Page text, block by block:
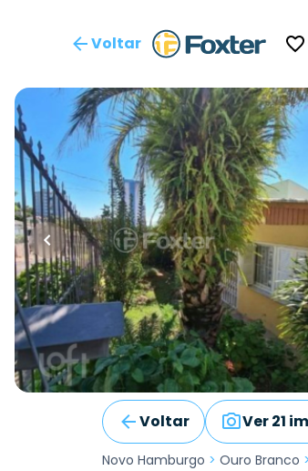
Voltar
Voltar Ver 21
Novo Hamburgo > Ouro Branco >